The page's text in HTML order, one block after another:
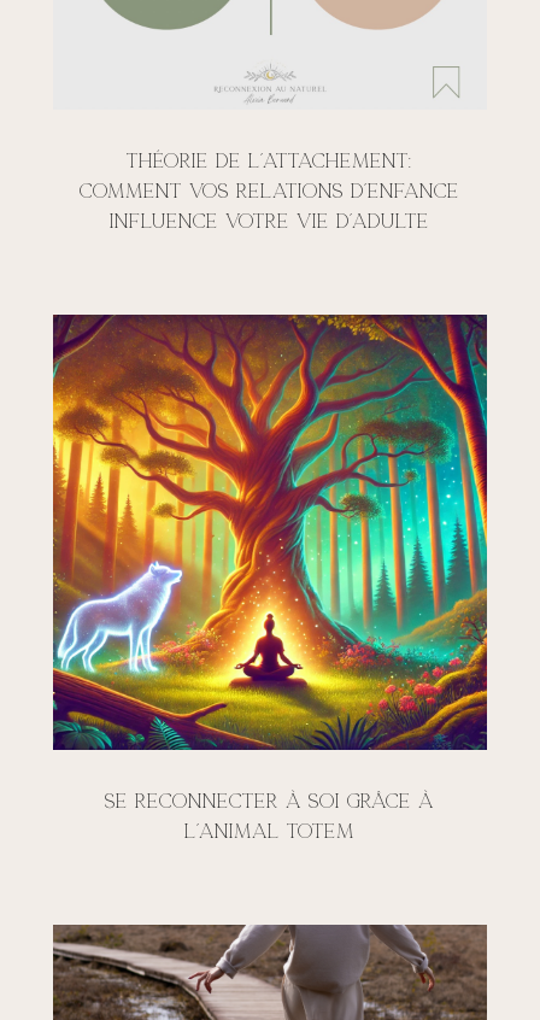
Théorie de l’attachement:
comment vos relations d’enfance
influence votre vie d’adulte
Se reconnecter à soi grâce à
l’animal totem